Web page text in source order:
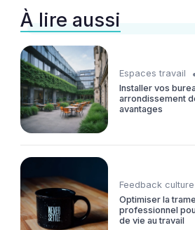
À lire aussi
Espaces travail
Installer vos
arrondissement
avantages
Feedback culture
Optimiser la
professionnel
de vie au travail